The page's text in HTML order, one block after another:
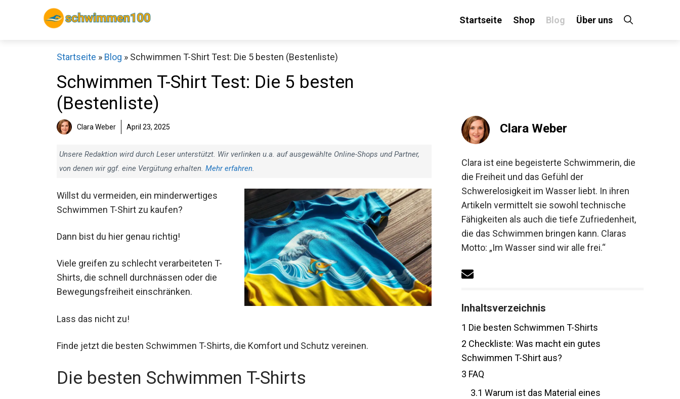
Startseite Shop Blog Über uns
Startseite » Blog » Schwimmen T-Shirt Test: Die 5 besten (Bestenliste)
Schwimmen T-Shirt Test: Die 5 besten
(Bestenliste)
Clara Weber April 23, 2025
Unsere Redaktion wird durch Leser unterstützt. Wir verlinken u.a. auf ausgewählte Online-Shops und Partner,
von denen wir ggf. eine Vergütung erhalten. Mehr erfahren.
Willst du vermeiden, ein minderwertiges
Schwimmen T-Shirt zu kaufen?
Dann bist du hier genau richtig!
Viele greifen zu schlecht verarbeiteten T-
Shirts, die schnell durchnässen oder die
Bewegungsfreiheit einschränken.
Lass das nicht zu!
Finde jetzt die besten Schwimmen T-Shirts, die Komfort und Schutz vereinen.
Die besten Schwimmen T-Shirts
Clara Weber
Clara ist eine begeisterte Schwimmerin, die
die Freiheit und das Gefühl der
Schwerelosigkeit im Wasser liebt. In ihren
Artikeln vermittelt sie sowohl technische
Fähigkeiten als auch die tiefe Zufriedenheit,
die das Schwimmen bringen kann. Claras
Motto: „Im Wasser sind wir alle frei.“
Inhaltsverzeichnis
Die besten Schwimmen T-Shirts
Checkliste: Was macht ein gutes
Schwimmen T-Shirt aus?
FAQ
3.1Warum ist das Material eines
Decathlon Sale
Schaue dir jetzt die meistverkauften Produkte im Sale bei Decathlon an!
Jetzt anschauen